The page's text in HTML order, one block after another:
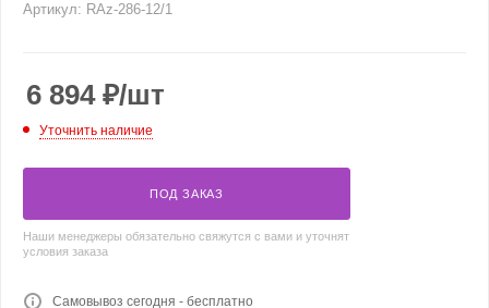
Артикул: RAz-286-12/1
6 894₽/шт
Уточнить наличие
ПОД ЗАКАЗ
Наши менеджеры обязательно свяжутся с вами и уточнят
условия заказа
Самовывоз сегодня - бесплатно